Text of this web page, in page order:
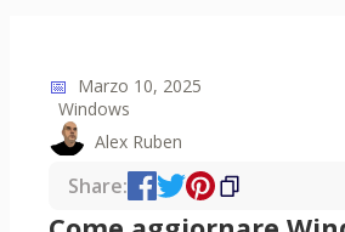
📅 Marzo 10, 2025
Windows
Alex Ruben
Share: